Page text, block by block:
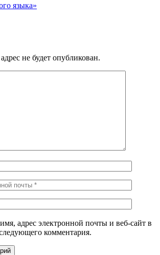
языка»
не будет опубликован.
адрес электронной почты и веб-сайт в
комментария.